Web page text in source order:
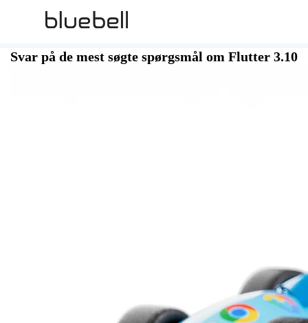
Svar på de mest søgte spørgsmål om Flutter 3.10